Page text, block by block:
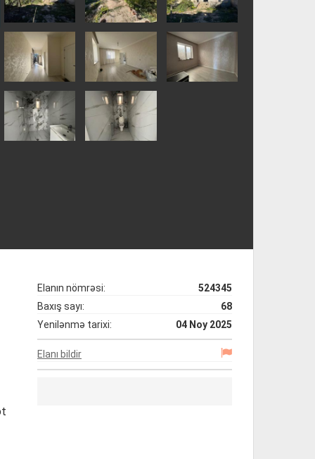
Elanın nömrəsi:
524345
Baxış sayı:
68
Yenilənmə tarixi:
04 Noy 2025
Elanı bildir